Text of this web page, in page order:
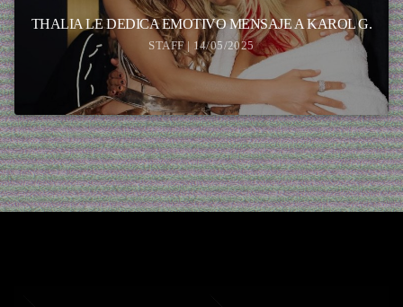
THALIA LE DEDICA EMOTIVO MENSAJE A KAROL G.
STAFF | 14/05/2025